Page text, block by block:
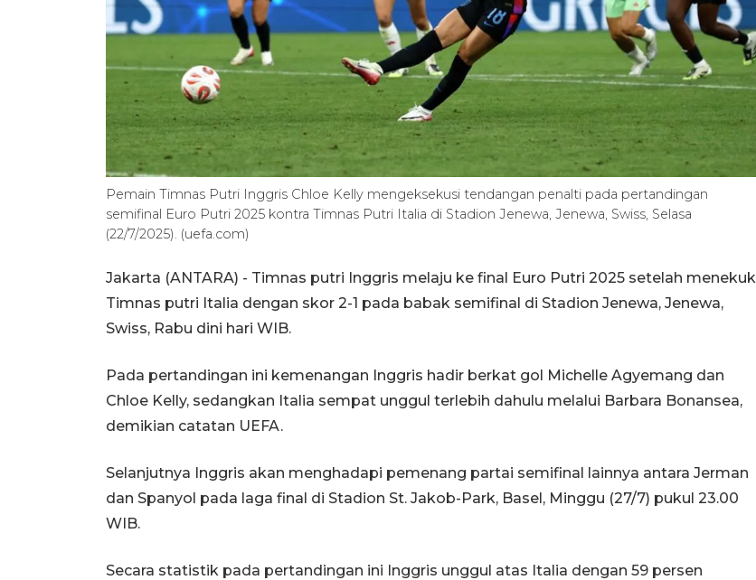
Pemain Timnas Putri Inggris Chloe Kelly mengeksekusi tendangan penalti pada pertandingan
semifinal Euro Putri 2025 kontra Timnas Putri Italia di Stadion Jenewa, Jenewa, Swiss, Selasa
(22/7/2025). (uefa.com)
Jakarta (ANTARA) - Timnas putri Inggris melaju ke final Euro Putri 2025 setelah menekuk
Timnas putri Italia dengan skor 2-1 pada babak semifinal di Stadion Jenewa, Jenewa,
Swiss, Rabu dini hari WIB.
Pada pertandingan ini kemenangan Inggris hadir berkat gol Michelle Agyemang dan
Chloe Kelly, sedangkan Italia sempat unggul terlebih dahulu melalui Barbara Bonansea,
demikian catatan UEFA.
Selanjutnya Inggris akan menghadapi pemenang partai semifinal lainnya antara Jerman
dan Spanyol pada laga final di Stadion St. Jakob-Park, Basel, Minggu (27/7) pukul 23.00
WIB.
Secara statistik pada pertandingan ini Inggris unggul atas Italia dengan 59 persen